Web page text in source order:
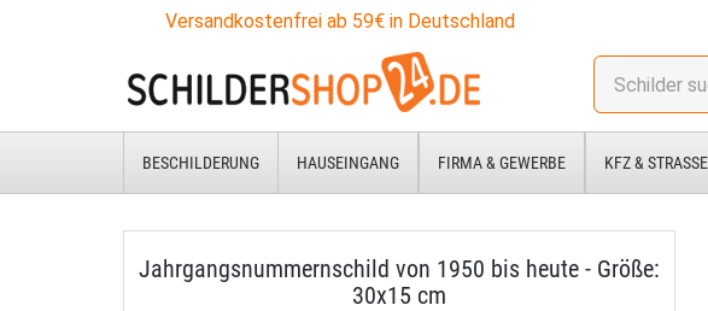
Versandkostenfrei ab 59€ in Deutschland
Stichwort:
BESCHILDERUNG HAUSEINGANG FIRMA & GEWERBE KFZ & STRASSE
Jahrgangsnummernschild von 1950 bis heute - Größe:
30x15 cm